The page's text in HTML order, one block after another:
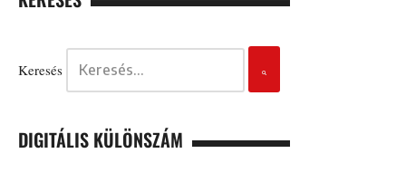
Keresés
DIGITÁLIS KÜLÖNSZÁM